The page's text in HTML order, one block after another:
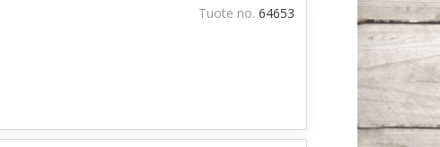
Tuote no. 64653